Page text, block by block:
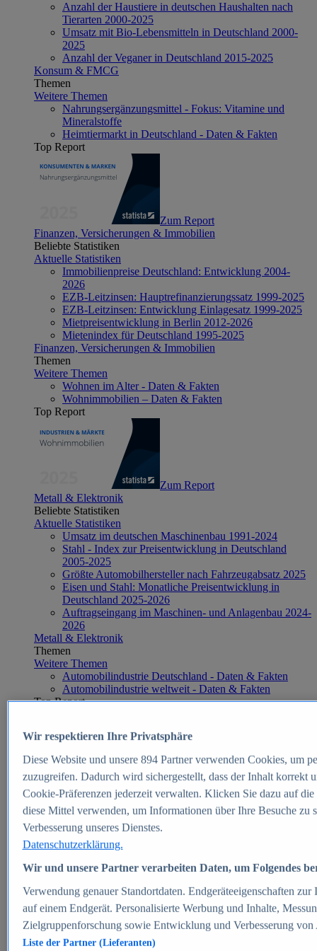
Anzahl der Haustiere in deutschen Haushalten nach
Tierarten 2000-2025
Umsatz mit Bio-Lebensmitteln in Deutschland 2000-
2025
Anzahl der Veganer in Deutschland 2015-2025
Konsum & FMCG
Themen
Weitere Themen
Nahrungsergänzungsmittel - Fokus: Vitamine und
Mineralstoffe
Heimtiermarkt in Deutschland - Daten & Fakten
Top Report
Zum Report
Finanzen, Versicherungen & Immobilien
Beliebte Statistiken
Aktuelle Statistiken
Immobilienpreise Deutschland: Entwicklung 2004-
2026
EZB-Leitzinsen: Hauptrefinanzierungssatz 1999-2025
EZB-Leitzinsen: Entwicklung Einlagesatz 1999-2025
Mietpreisentwicklung in Berlin 2012-2026
Mietenindex für Deutschland 1995-2025
Finanzen, Versicherungen & Immobilien
Themen
Weitere Themen
Wohnen im Alter - Daten & Fakten
Wohnimmobilien – Daten & Fakten
Top Report
Zum Report
Metall & Elektronik
Beliebte Statistiken
Aktuelle Statistiken
Umsatz im deutschen Maschinenbau 1991-2024
Stahl - Index zur Preisentwicklung in Deutschland
2005-2025
Größte Automobilhersteller nach Fahrzeugabsatz 2025
Eisen und Stahl: Monatliche Preisentwicklung in
Deutschland 2025-2026
Auftragseingang im Maschinen- und Anlagenbau 2024-
2026
Metall & Elektronik
Themen
Weitere Themen
Automobilindustrie Deutschland - Daten & Fakten
Automobilindustrie weltweit - Daten & Fakten
Top Report
Zum Report
E-commerce
Beliebte Statistiken
Aktuelle Statistiken
E-Commerce - Entwicklung des Umsatzes in
Deutschland 1999-2025
Umsatz von Amazon in Deutschland und weltweit
2010-2025
B2C-E-Commerce: Top-50 Online Shops in
Deutschland 2024
Marktanteile von Online-Zahlungsverfahren in
Deutschland 2024
Umsatzstarke Warengruppen im Online-Handel in
Deutschland 2023-2025
Wir respektieren Ihre Privatsphäre
Diese Website und unsere 894Partner verwenden Cookies, um
zuzugreifen. Dadurch wird sichergestellt, dass der Inhalt korrekt
Cookie-Präferenzen jederzeit verwalten. Klicken Sie dazu auf
diese Mittel verwenden, um Informationen über Ihre Besuche
Verbesserung unseres Dienstes.
Datenschutzerklärung.
Wir und unsere Partner verarbeiten Daten, um Folgendes
Verwendung genauer Standortdaten. Endgeräteeigenschaften
auf einem Endgerät. Personalisierte Werbung und Inhalte,
Zielgruppenforschung sowie Entwicklung und Verbesserung von
Liste der Partner (Lieferanten)